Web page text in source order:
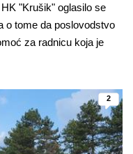
"Krušik" oglasilo se
o tome da poslovodstvo
za radnicu koja je
2